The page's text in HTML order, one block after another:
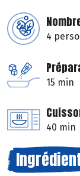
4
15 min
40 min